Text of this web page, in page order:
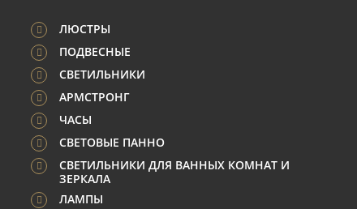
ЛЮСТРЫ
ПОДВЕСНЫЕ
СВЕТИЛЬНИКИ
АРМСТРОНГ
ЧАСЫ
СВЕТОВЫЕ ПАННО
СВЕТИЛЬНИКИ ДЛЯ ВАННЫХ КОМНАТ И
ЗЕРКАЛА
ЛАМПЫ